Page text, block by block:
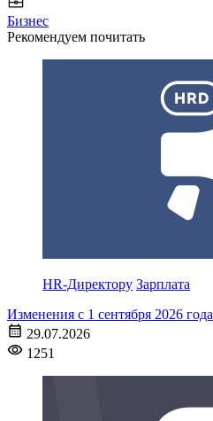
Бизнес
Рекомендуем почитать
HR-Директору Зарплата
Изменения с 1 сентября 2026 года
29.07.2026
1251